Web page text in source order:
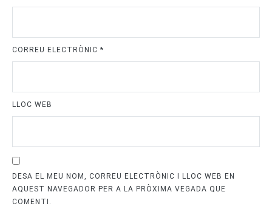
CORREU ELECTRÒNIC *
LLOC WEB
DESA EL MEU NOM, CORREU ELECTRÒNIC I LLOC WEB EN
AQUEST NAVEGADOR PER A LA PRÒXIMA VEGADA QUE
COMENTI.